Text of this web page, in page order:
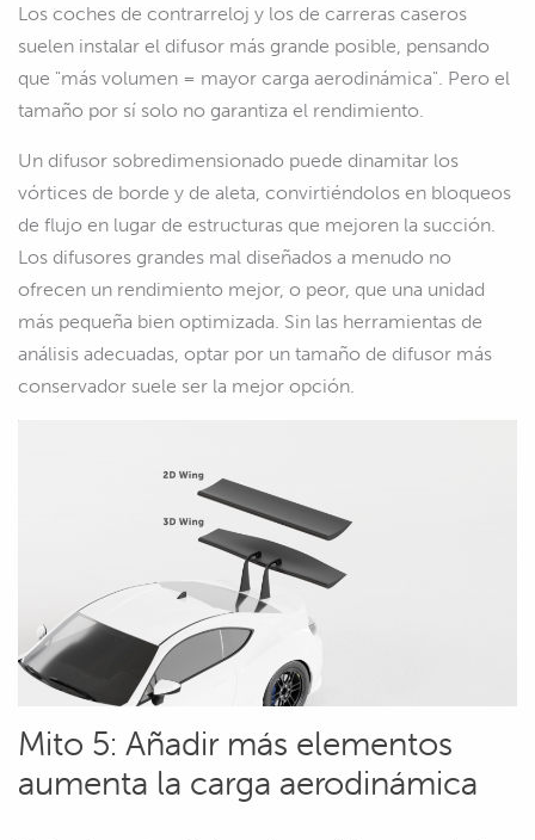
Los coches de contrarreloj y los de carreras caseros
suelen instalar el difusor más grande posible, pensando
que "más volumen = mayor carga aerodinámica". Pero el
tamaño por sí solo no garantiza el rendimiento.
Un difusor sobredimensionado puede dinamitar los
vórtices de borde y de aleta, convirtiéndolos en bloqueos
de flujo en lugar de estructuras que mejoren la succión.
Los difusores grandes mal diseñados a menudo no
ofrecen un rendimiento mejor, o peor, que una unidad
más pequeña bien optimizada. Sin las herramientas de
análisis adecuadas, optar por un tamaño de difusor más
conservador suele ser la mejor opción.
Mito 5: Añadir más elementos
aumenta la carga aerodinámica